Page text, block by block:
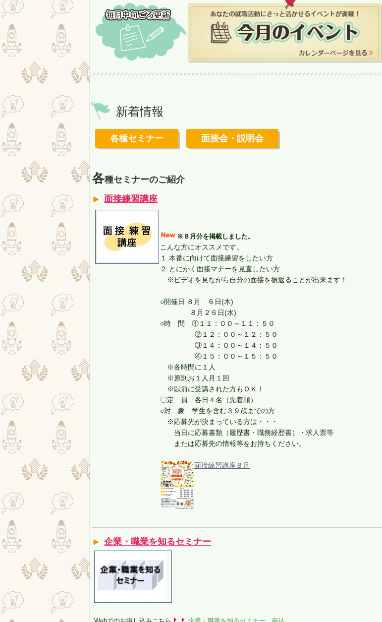
新着情報
各種セミナー 面接会・説明会
各種セミナーのご紹介
面接練習講座
※８月分を掲載しました。
こんな方にオススメです。
１.本番に向けて面接練習をしたい方
２.とにかく面接マナーを見直したい方
※ビデオを見ながら自分の面接を振返ることが出来ます！
○開催日 ８月 ６日(木)
８月２６日(水)
○時 間 ①１１：００～１１：５０
②１２：００～１２：５０
③１４：００～１４：５０
④１５：００～１５：５０
※各時間に１人
※原則お１人月１回
※以前に受講された方もＯＫ！
〇定 員 各日４名（先着順）
○対 象 学生を含む３９歳までの方
※応募先が決まっている方は・・・
当日に応募書類（履歴書・職務経歴書）・求人票等
または応募先の情報等をお持ちください。
面接練習講座８月
企業・職業を知るセミナー